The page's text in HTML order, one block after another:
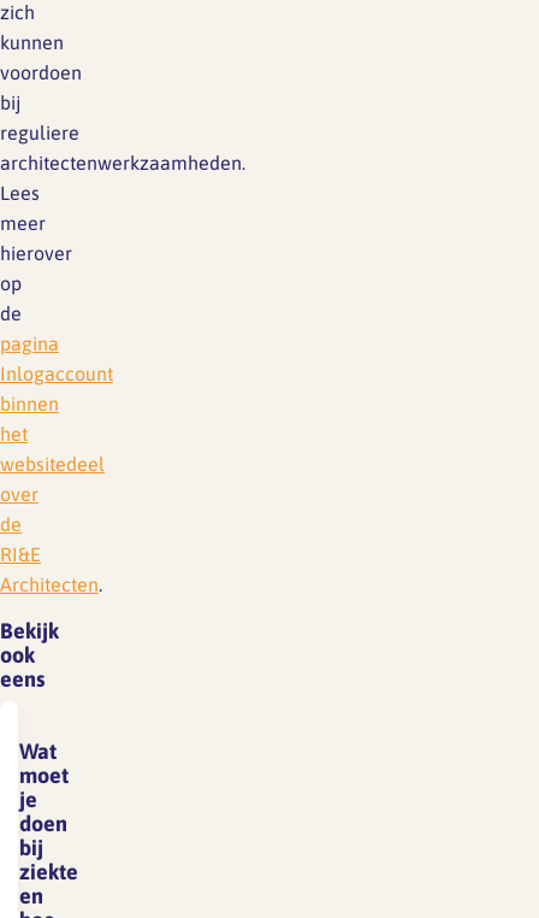
zich
kunnen
voordoen
bij
reguliere
architectenwerkzaamheden.
Lees
meer
hierover
op
de
pagina
Inlogaccount
binnen
het
websitedeel
over
de
RI&E
Architecten.
Bekijk
ook
eens
Wat
moet
je
doen
bij
ziekte
en